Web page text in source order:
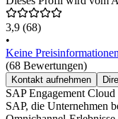
3,9 (68)
•
Keine Preisinformationen
(68 Bewertungen)
Kontakt aufnehmen
SAP Engagement
SAP, die Unternehmen